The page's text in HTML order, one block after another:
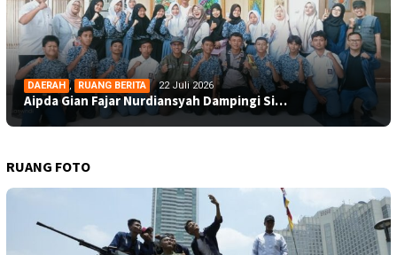
DAERAH , RUANG BERITA 22 Juli 2026
Aipda Gian Fajar Nurdiansyah Dampingi Si…
RUANG FOTO